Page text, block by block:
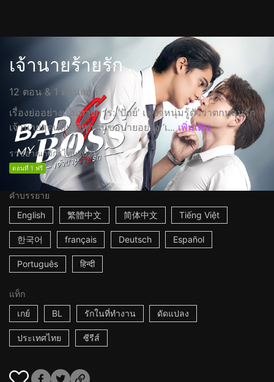
เจ้านายร้ายรัก
12 ตอน & 1 ตอนแยก
เรื่องย่ออย่างเป็นทางการ: ‘ปัถย์’ เลขาหนุ่มรู้ตัวว่าตกหลุมรัก
เจ้านายสุดเนี๊ยบที่ทุกคนขอบายอย่าง ‘เ... เพิ่มเติม
ราชอาณาจักรไทย2024
ตอนที่ 1 ฟรี
คำบรรยาย
English
繁體中文 简体中文 Tiếng Việt
한국어 français Deutsch Español
Português हिन्दी
แท็ก
เกย์
BL รักในที่ทำงาน ดัดแปลง
ประเทศไทย ซีรีส์